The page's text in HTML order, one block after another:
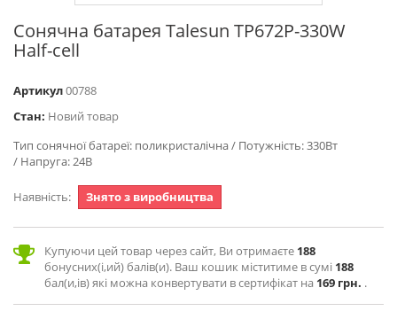
Сонячна батарея Talesun TP672P-330W
Half-cell
Артикул00788
Стан: Новий товар
Тип сонячної батареї: поликристалічна / Потужність: 330Вт
/ Напруга: 24В
Наявність: Знято з виробництва
Купуючи цей товар через сайт, Ви отримаєте 188
бонусних(і,ий) балів(и). Ваш кошик міститиме в сумі 188
бал(и,ів) які можна конвертувати в сертифікат на 169 грн. .